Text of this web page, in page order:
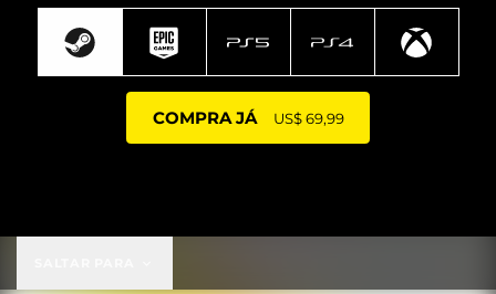
COMPRA JÁ US$ 69,99